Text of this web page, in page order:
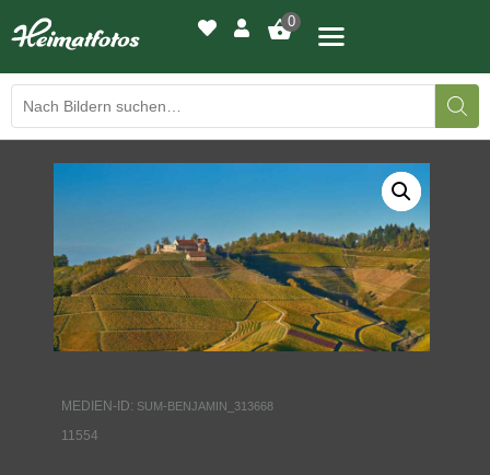
0
DRUCKQUALITÄTEN
LED-LEUCHTBILDER
WIR DRUCKEN IHR BILD
MEDIEN-ID: SUM-BENJAMIN_313668
11554